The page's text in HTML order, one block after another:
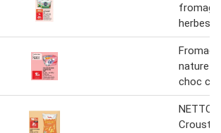
herbes
nature
choc
NETTO